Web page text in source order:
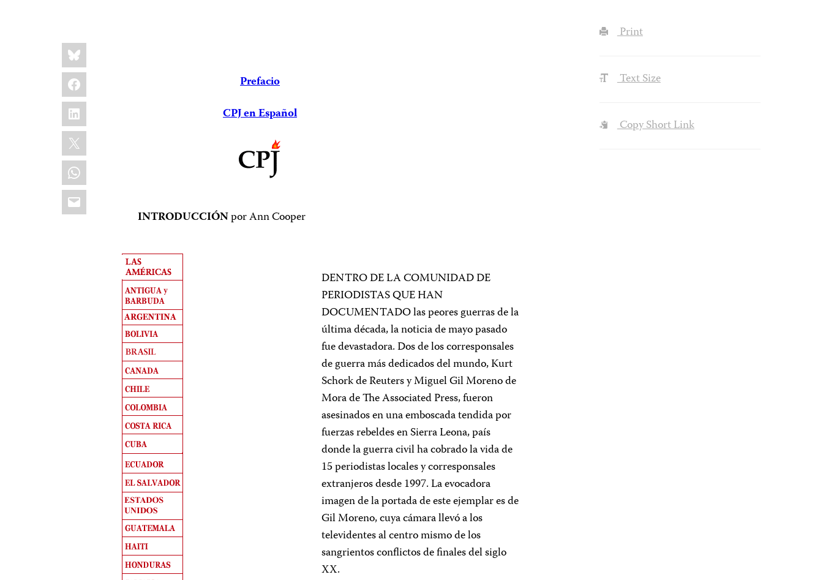
Share
this:
Bluesky
Facebook
LinkedIn
X
WhatsApp
Email
Prefacio
CPJ en Español
INTRODUCCIÓNpor Ann Cooper
DENTRO DE LA COMUNIDAD DE
PERIODISTAS QUE HAN
DOCUMENTADO las peores guerras de la
última década, la noticia de mayo pasado
fue devastadora. Dos de los corresponsales
de guerra más dedicados del mundo, Kurt
Schork de Reuters y Miguel Gil Moreno de
Mora de The Associated Press, fueron
asesinados en una emboscada tendida por
fuerzas rebeldes en Sierra Leona, país
donde la guerra civil ha cobrado la vida de
15 periodistas locales y corresponsales
extranjeros desde 1997. La evocadora
imagen de la portada de este ejemplar es de
Gil Moreno, cuya cámara llevó a los
televidentes al centro mismo de los
sangrientos conflictos de finales del siglo
XX.
Print
Text Size
Copy Short Link